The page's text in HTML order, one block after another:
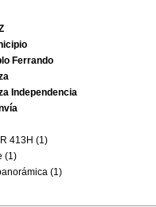
Ferrando
Independencia
413H (1)
(1)
(1)